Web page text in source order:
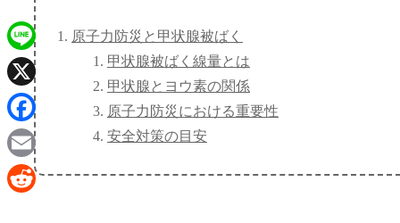
原子力防災と甲状腺被ばく
甲状腺被ばく線量とは
甲状腺とヨウ素の関係
原子力防災における重要性
安全対策の目安
Line
X
Facebook
Email